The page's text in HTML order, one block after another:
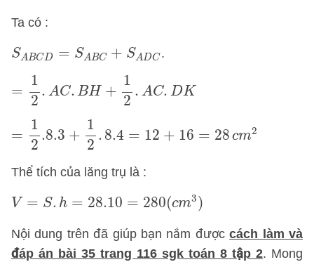
Ta có :
SA BCD = SA BC + SA DC
S SA + A .
=
1
2
. AC. BH +
1
2
. AC. DK
2 AC
=
1
2
.8.3 +
1
2
. 8.4 = 12 + 16 = 28 cm2
2 .8.4
Thể tích của lăng trụ là :
V = S. h = 28.10 = 280(cm3)
V= h= 28.10= 280 cm3 )
Nội dung trên đã giúp bạn nắm đượccách làm và
đáp án bài 35 trang 116 sgk toán 8 tập 2. Mong